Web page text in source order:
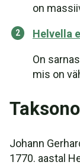
on
Helvella
On
mis on
Johann
1770. aastal